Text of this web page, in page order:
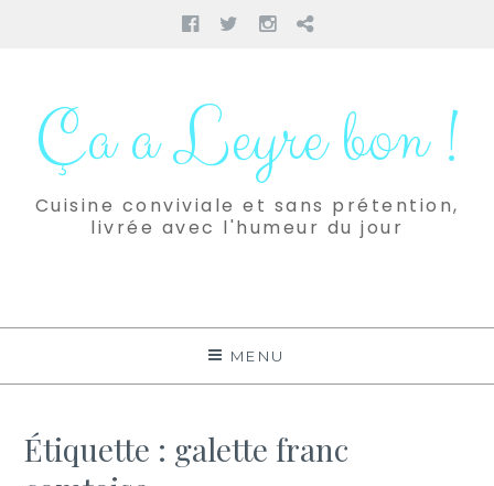
Facebook
TwitterInstagram
Pinterest
contenuÇa a Leyre bon !
Cuisine conviviale et sans prétention,
livrée avec l'humeur du jour
MENU
Étiquette : galette franc